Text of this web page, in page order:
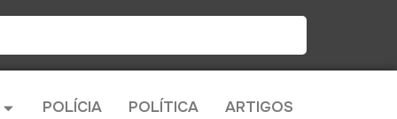
POLÍCIA POLÍTICA ARTIGOS